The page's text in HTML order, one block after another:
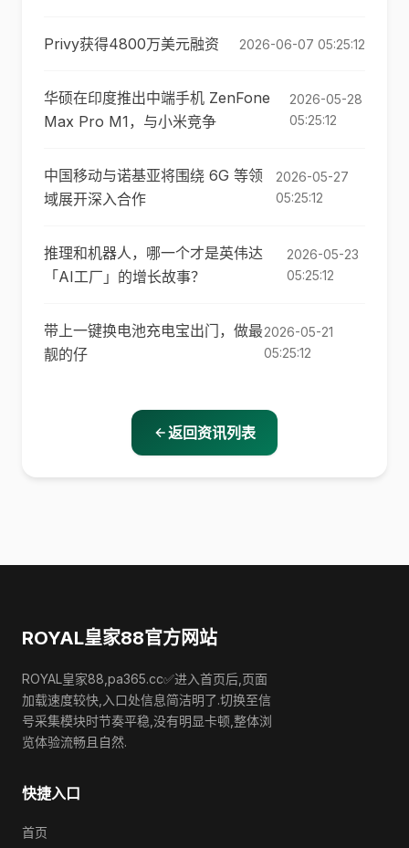
Privy获得4800万美元融资 2026-06-07 05:25:12
华硕在印度推出中端手机 ZenFone
Max Pro M1，与小米竞争
2026-05-28
05:25:12
中国移动与诺基亚将围绕 6G 等领
域展开深入合作
2026-05-27
05:25:12
推理和机器人，哪一个才是英伟达
「AI工厂」的增长故事？
2026-05-23
05:25:12
带上一键换电池充电宝出门，做最
靓的仔
2026-05-21
05:25:12
返回资讯列表
ROYAL皇家88官方网站
ROYAL皇家88,pa365.cc✅进入首页后,页面
加载速度较快,入口处信息简洁明了.切换至信
号采集模块时节奏平稳,没有明显卡顿,整体浏
览体验流畅且自然.
快捷入口
首页